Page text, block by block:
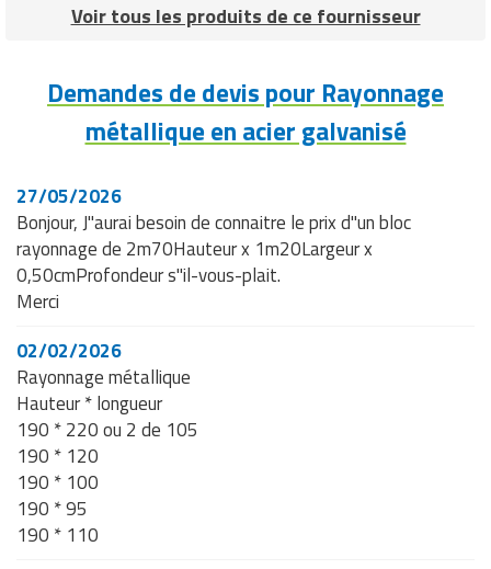
Voir tous les produits de ce fournisseur
Demandes de devis pour Rayonnage
métallique en acier galvanisé
27/05/2026
Bonjour, J"aurai besoin de connaitre le prix d"un bloc
rayonnage de 2m70Hauteur x 1m20Largeur x
0,50cmProfondeur s"il-vous-plait.
Merci
02/02/2026
Rayonnage métallique
Hauteur * longueur
190 * 220 ou 2 de 105
190 * 120
190 * 100
190 * 95
190 * 110